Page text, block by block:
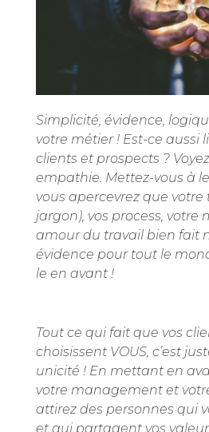
Simplicité, évidence,
votre métier ! Est-ce aussi
clients et prospects ?
empathie. Mettez-vous à
vous apercevrez que
jargon), vos process, votre
amour du travail bien fait
évidence pour tout le
le en avant !
Tout ce qui fait que vos
choisissent VOUS, c’est
unicité ! En mettant en
votre management et
attirez des personnes qui
et qui partagent vos